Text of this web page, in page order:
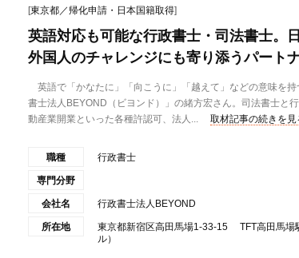
[東京都／帰化申請・日本国籍取得]
英語対応も可能な行政書士・司法書士。
外国人のチャレンジにも寄り添うパート
英語で「かなたに」「向こうに」「越えて」などの意味を
書士法人BEYOND（ビヨンド）」の緒方宏さん。司法書士と
動産業開業といった各種許認可、法人...
取材記事の続きを
職種 行政書士
専門分野
会社名 行政書士法人BEYOND
所在地
東京都新宿区高田馬場1-33-15 TFT高田馬場
ル）